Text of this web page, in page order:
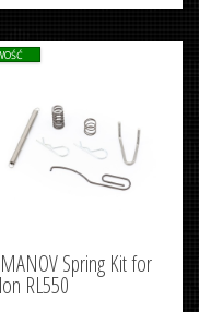
Spring Kit for
RL550